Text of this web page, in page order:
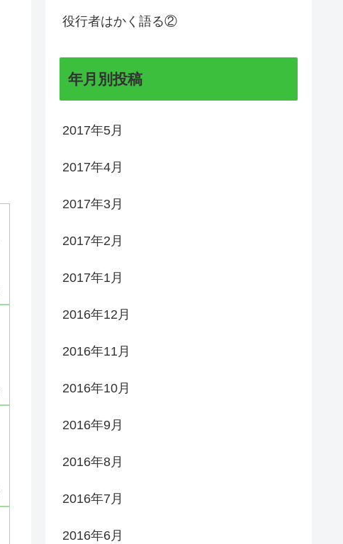
役行者はかく語る②
年月別投稿
2017年5月
2017年4月
2017年3月
2017年2月
2017年1月
2016年12月
2016年11月
2016年10月
2016年9月
2016年8月
2016年7月
2016年6月